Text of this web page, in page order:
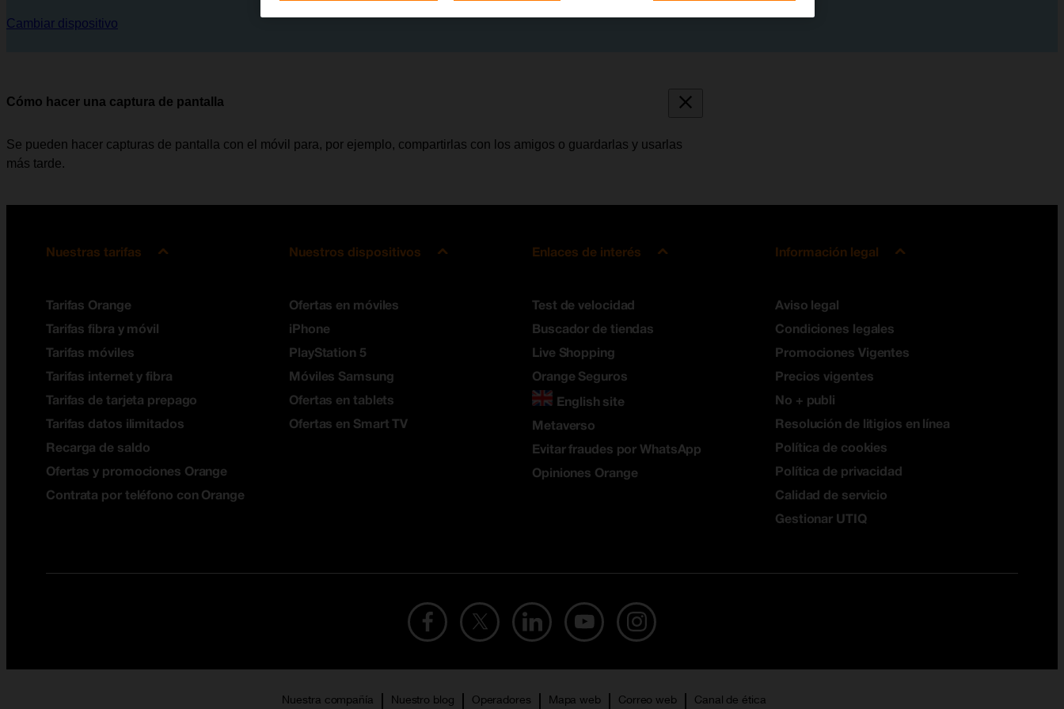
Cambiar dispositivo
Cómo hacer una captura de pantalla
Se pueden hacer capturas de pantalla con el móvil para, por ejemplo, compartirlas con los amigos o guardarlas y usarlas
más tarde.
Nuestras tarifas
Tarifas Orange
Tarifas fibra y móvil
Tarifas móviles
Tarifas internet y fibra
Tarifas de tarjeta prepago
Tarifas datos ilimitados
Recarga de saldo
Ofertas y promociones Orange
Contrata por teléfono con Orange
Nuestros dispositivos
Ofertas en móviles
iPhone
PlayStation 5
Móviles Samsung
Ofertas en tablets
Ofertas en Smart TV
Enlaces de interés
Test de velocidad
Buscador de tiendas
Live Shopping
Orange Seguros
English site
Metaverso
Evitar fraudes por WhatsApp
Opiniones Orange
Información legal
Aviso legal
Condiciones legales
Promociones Vigentes
Precios vigentes
No + publi
Resolución de litigios en línea
Política de cookies
Política de privacidad
Calidad de servicio
Gestionar UTIQ
Nuestra compañía Nuestro blog Operadores Mapa web Correo web Canal de ética